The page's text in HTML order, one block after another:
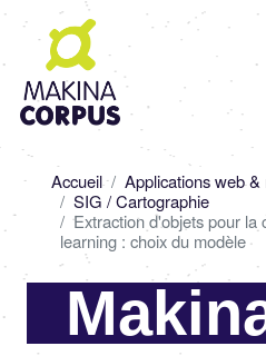
d'Ariane
Accueil
Applications web &
SIG / Cartographie
Extraction d'objets pour la
learning : choix du modèle